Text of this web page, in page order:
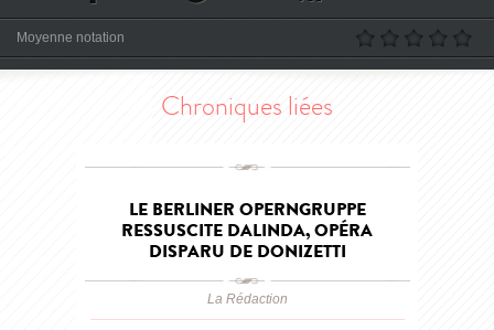
Moyenne notation
Chroniques liées
LE BERLINER OPERNGRUPPE
RESSUSCITE DALINDA, OPÉRA
DISPARU DE DONIZETTI
La Rédaction